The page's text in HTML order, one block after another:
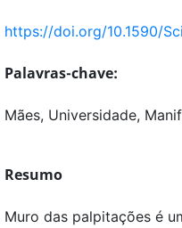
https://doi.org/10.1590/
Palavras-chave:
Mães, Universidade,
Resumo
Muro das palpitações é